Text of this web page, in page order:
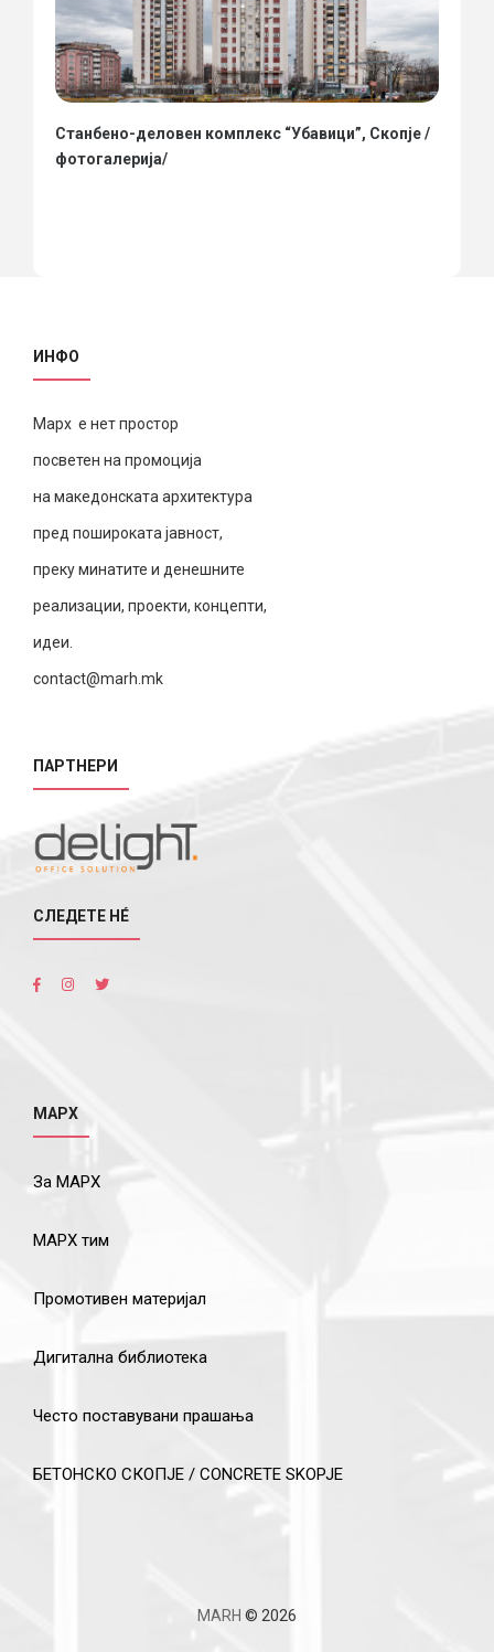
Станбено-деловен комплекс “Убавици”, Скопје /
фотогалерија/
ИНФО
Марх е нет простор
посветен на промоција
на македонската архитектура
пред пошироката јавност,
преку минатите и денешните
реализации, проекти, концепти,
идеи.
contact@marh.mk
ПАРТНЕРИ
СЛЕДЕТЕ НÉ
МАРХ
За МАРХ
МАРХ тим
Промотивен материјал
Дигитална библиотека
Често поставувани прашања
БЕТОНСКО СКОПЈЕ / CONCRETE SKOPJE
MARH © 2026